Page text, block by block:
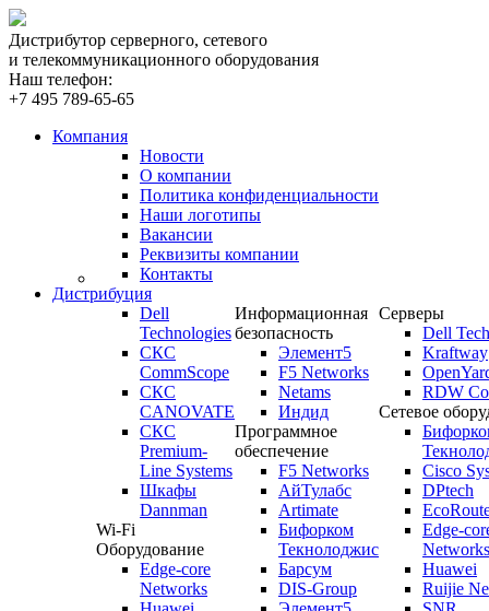
Дистрибутор серверного, сетевого
и телекоммуникационного оборудования
Наш телефон:
+7 495 789-65-65
Компания
Новости
О компании
Политика конфиденциальности
Наши логотипы
Вакансии
Реквизиты компании
Контакты
Дистрибуция
Dell
Technologies
СКС
CommScope
СКС
CANOVATE
СКС
Premium-
Line Systems
Шкафы
Dannman
Wi-Fi
Оборудование
Edge-core
Networks
Информационная
безопасность
Элемент5
F5 Networks
Netams
Индид
Программное
обеспечение
F5 Networks
АйТулабс
Artimate
Бифорком
Текнолоджис
Барсум
DIS-Group
Серверы
Dell
Kraftway
RDW
Сетевое
Cisco
DPtech
Edge-
Networks
Huawei
Ruijie